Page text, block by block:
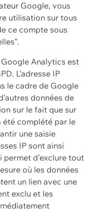
Google, vous
utilisation sur tous
ce compte sous
Analytics est
L'adresse IP
le cadre de Google
données de
sur le fait que sur
été complété par le
une saisie
IP sont ainsi
permet d'exclure tout
où les données
un lien avec une
exclu et les